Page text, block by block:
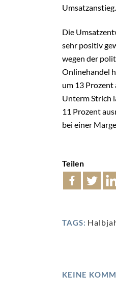
Umsatzanstieg.
Die
sehr positiv
wegen der
Onlinehandel
um 13
Unterm Strich
11 Prozent
bei einer
Teilen
TAGS:
KEINE